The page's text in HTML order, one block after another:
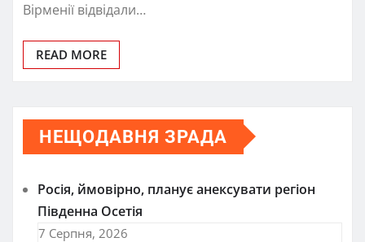
Вірменії відвідали…
READ MORE
НЕЩОДАВНЯ ЗРАДА
Росія, ймовірно, планує анексувати регіон
Південна Осетія
7 Серпня, 2026